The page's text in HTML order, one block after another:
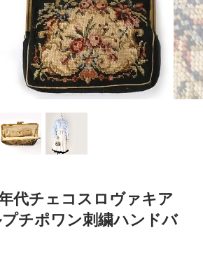
代チェコスロヴァキア
チポワン刺繍ハンドバ